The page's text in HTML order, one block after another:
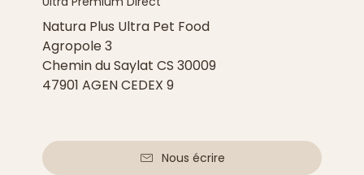
Natura Plus Ultra Pet Food
Agropole 3
Chemin du Saylat CS 30009
47901 AGEN CEDEX 9
Nous écrire